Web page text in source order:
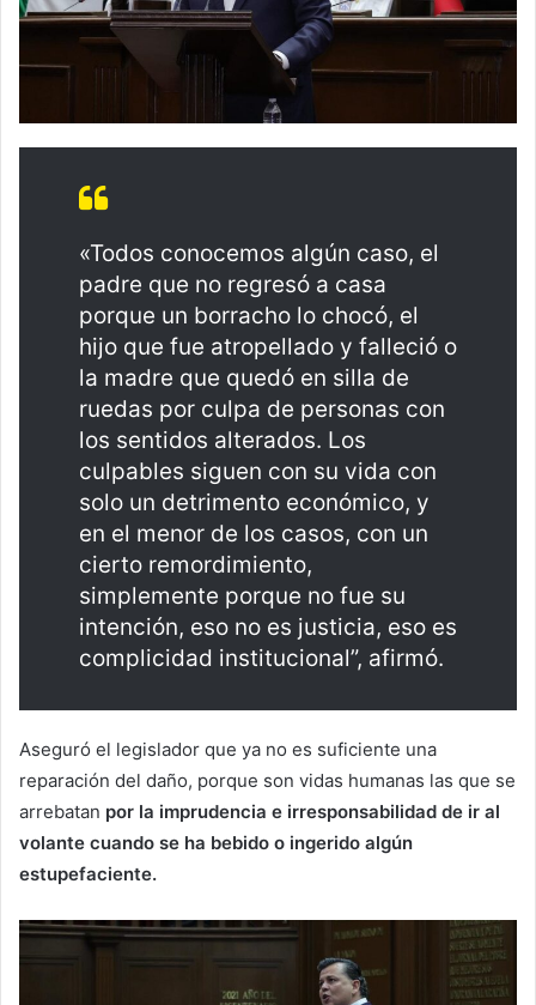
«Todos conocemos algún caso, el
padre que no regresó a casa
porque un borracho lo chocó, el
hijo que fue atropellado y falleció o
la madre que quedó en silla de
ruedas por culpa de personas con
los sentidos alterados. Los
culpables siguen con su vida con
solo un detrimento económico, y
en el menor de los casos, con un
cierto remordimiento,
simplemente porque no fue su
intención, eso no es justicia, eso es
complicidad institucional”, afirmó.
Aseguró el legislador que ya no es suficiente una
reparación del daño, porque son vidas humanas las que se
arrebatan por la imprudencia e irresponsabilidad de ir al
volante cuando se ha bebido o ingerido algún
estupefaciente.